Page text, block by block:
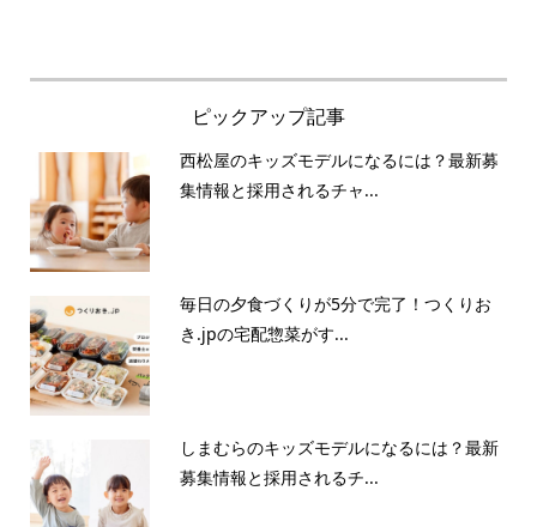
ピックアップ記事
西松屋のキッズモデルになるには？最新募
集情報と採用されるチャ...
毎日の夕食づくりが5分で完了！つくりお
き.jpの宅配惣菜がす...
しまむらのキッズモデルになるには？最新
募集情報と採用されるチ...